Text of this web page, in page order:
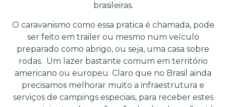
brasileiras.
O caravanismo como essa pratica é chamada, pode
ser feito em trailer ou mesmo num veículo
preparado como abrigo, ou seja, uma casa sobre
rodas. Um lazer bastante comum em território
americano ou europeu. Claro que no Brasil ainda
precisamos melhorar muito a infraestrutura e
serviços de campings especiais, para receber estes